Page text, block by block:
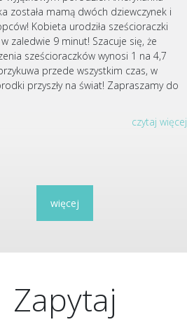
została mamą dwóch dziewczynek i
Kobieta urodziła sześcioraczki
zaledwie 9 minut! Szacuje się, że
sześcioraczków wynosi 1 na 4,7
przede wszystkim czas, w
przyszły na świat! Zapraszamy do
czytaj więcej
więcej
Zapytaj